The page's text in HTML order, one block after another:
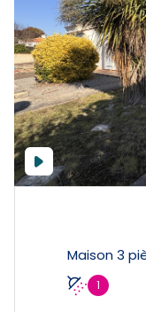
1